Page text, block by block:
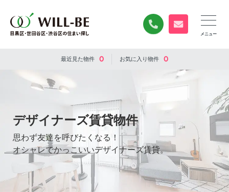
0120-840-834
無料お問い合
最近見た物件 0 お気に入り物件 0
デザイナーズ賃貸物件
思わず友達を呼びたくなる！
オシャレでかっこいいデザイナーズ賃貸。